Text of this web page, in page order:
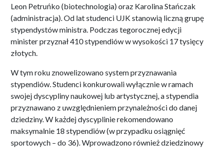
Leon Petruńko (biotechnologia) oraz Karolina Stańczak
(administracja). Od lat studenci UJK stanowią liczną grupę
stypendystów ministra. Podczas tegorocznej edycji
minister przyznał 410 stypendiów w wysokości 17 tysięcy
złotych.
W tym roku znowelizowano system przyznawania
stypendiów. Studenci konkurowali wyłącznie w ramach
swojej dyscypliny naukowej lub artystycznej, a stypendia
przyznawano z uwzględnieniem przynależności do danej
dziedziny. W każdej dyscyplinie rekomendowano
maksymalnie 18 stypendiów (w przypadku osiągnięć
sportowych – do 36). Wprowadzono również dziedzinowy